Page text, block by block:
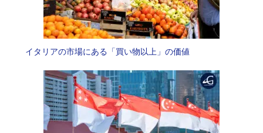
イタリアの市場にある「買い物以上」の価値